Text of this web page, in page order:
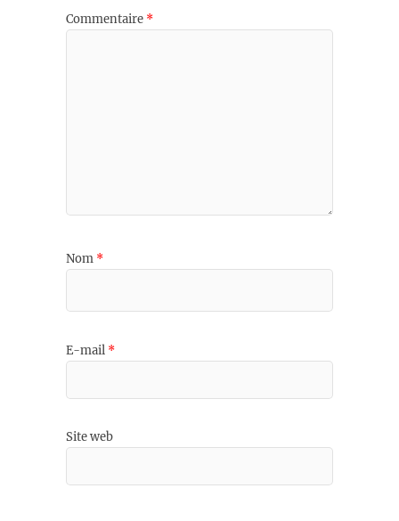
Commentaire *
Nom *
E-mail *
Site web